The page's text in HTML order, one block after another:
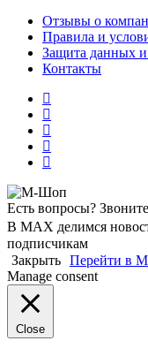
Отзывы о
Правила и
Защита данных
Контакты
Есть вопросы?
В MAX делимся
подписчикам
Закрыть Перейти в
Manage consent
Close